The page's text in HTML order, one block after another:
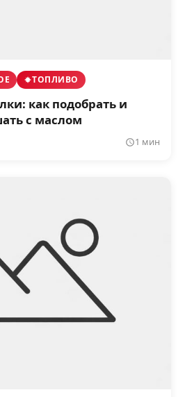
ТОПЛИВО
как подобрать и
с маслом
1 мин